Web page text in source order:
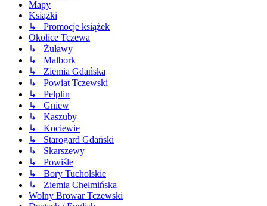
Mapy
Książki
↳ Promocje książek
Okolice Tczewa
↳ Żuławy
↳ Malbork
↳ Ziemia Gdańska
↳ Powiat Tczewski
↳ Pelplin
↳ Gniew
↳ Kaszuby
↳ Kociewie
↳ Starogard Gdański
↳ Skarszewy
↳ Powiśle
↳ Bory Tucholskie
↳ Ziemia Chełmińska
Wolny Browar Tczewski